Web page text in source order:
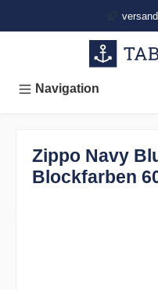
Navigation
Zippo Navy
Blockfarben